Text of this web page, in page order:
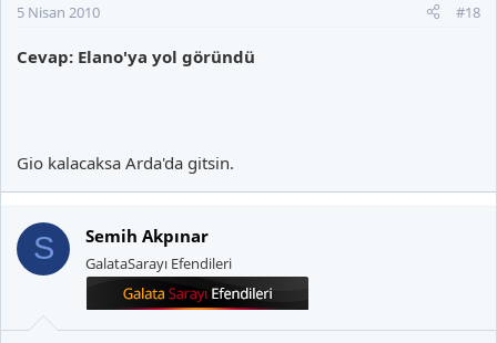
5 Nisan 2010 #18
Cevap: Elano'ya yol göründü
Gio kalacaksa Arda'da gitsin.
S Semih Akpınar
GalataSarayı Efendileri